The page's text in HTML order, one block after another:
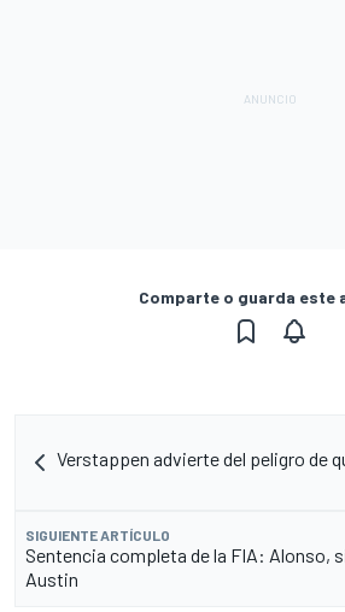
Comparte o guarda este
Verstappen advierte del peligro de
SIGUIENTE ARTÍCULO
Sentencia completa de la FIA: Alonso,
Austin